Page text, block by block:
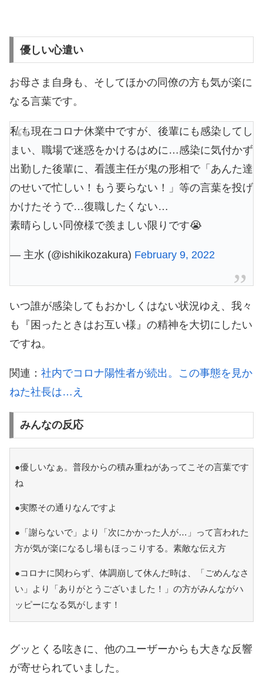
優しい心遣い
お母さま自身も、そしてほかの同僚の方も気が楽に
なる言葉です。
私も現在コロナ休業中ですが、後輩にも感染してし
まい、職場で迷惑をかけるはめに…感染に気付かず
出勤した後輩に、看護主任が鬼の形相で「あんた達
のせいで忙しい！もう要らない！」等の言葉を投げ
かけたそうで…復職したくない…
素晴らしい同僚様で羨ましい限りです😭
— 主水 (@ishikikozakura) February 9, 2022
いつ誰が感染してもおかしくはない状況ゆえ、我々
も『困ったときはお互い様』の精神を大切にしたい
ですね。
関連： 社内でコロナ陽性者が続出。この事態を見か
ねた社長は…え
みんなの反応
●優しいなぁ。普段からの積み重ねがあってこその言葉です
ね
●実際その通りなんですよ
●「謝らないで」より「次にかかった人が…」って言われた
方が気が楽になるし場もほっこりする。素敵な伝え方
●コロナに関わらず、体調崩して休んだ時は、「ごめんなさ
い」より「ありがとうございました！」の方がみんながハ
ッピーになる気がします！
グッとくる呟きに、他のユーザーからも大きな反響
が寄せられていました。